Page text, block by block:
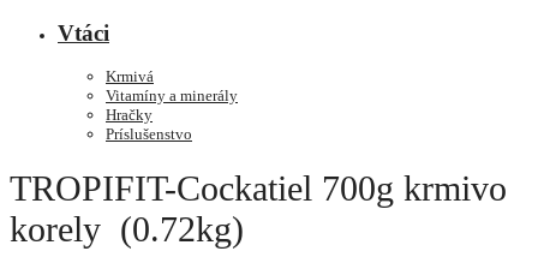
Vtáci
Krmivá
Vitamíny a minerály
Hračky
Príslušenstvo
TROPIFIT-Cockatiel 700g krmivo
korely (0.72kg)